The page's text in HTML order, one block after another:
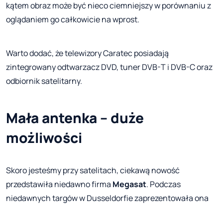
kątem obraz może być nieco ciemniejszy w porównaniu z
oglądaniem go całkowicie na wprost.
Warto dodać, że telewizory Caratec posiadają
zintegrowany odtwarzacz DVD, tuner DVB-T i DVB-C oraz
odbiornik satelitarny.
Mała antenka – duże
możliwości
Skoro jesteśmy przy satelitach, ciekawą nowość
przedstawiła niedawno firma Megasat. Podczas
niedawnych targów w Dusseldorfie zaprezentowała ona